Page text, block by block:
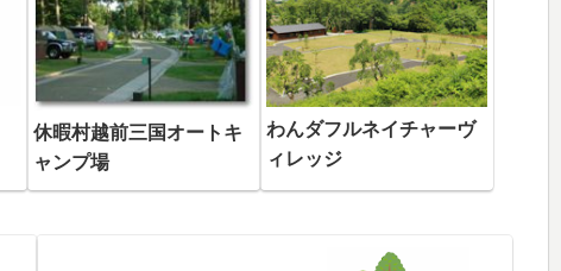
休暇村越前三国オートキ
ャンプ場
わんダフルネイチャーヴ
ィレッジ